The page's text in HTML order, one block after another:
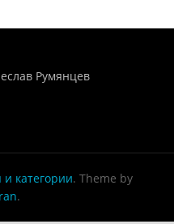
Румянцев
и категории. Theme by
.